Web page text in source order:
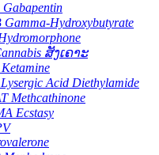
Hydroxybutyrate
ສັງເຄາະ
Acid Diethylamide
Methcathinone
Ecstasy